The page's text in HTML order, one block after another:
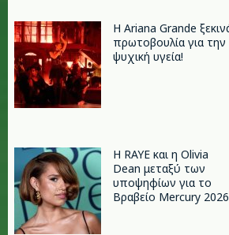
Η Ariana Grande
πρωτοβουλία για την
ψυχική υγεία!
Η RAYE και η Olivia
Dean μεταξύ των
υποψηφίων για το
Βραβείο Mercury 2026